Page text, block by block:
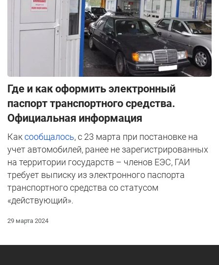
Где и как оформить электронный
паспорт транспортного средства.
Официальная информация
Каксообщалось, с 23 марта при постановке на
учет автомобилей, ранее не зарегистрированных
на территории государств – членов ЕЭС, ГАИ
требует выписку из электронного паспорта
транспортного средства со статусом
«действующий».
29 марта 2024